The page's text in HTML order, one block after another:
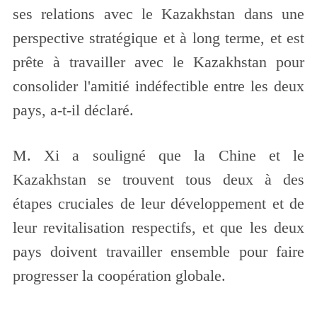
ses relations avec le Kazakhstan dans une
perspective stratégique et à long terme, et est
prête à travailler avec le Kazakhstan pour
consolider l'amitié indéfectible entre les deux
pays, a-t-il déclaré.
M. Xi a souligné que la Chine et le
Kazakhstan se trouvent tous deux à des
étapes cruciales de leur développement et de
leur revitalisation respectifs, et que les deux
pays doivent travailler ensemble pour faire
progresser la coopération globale.